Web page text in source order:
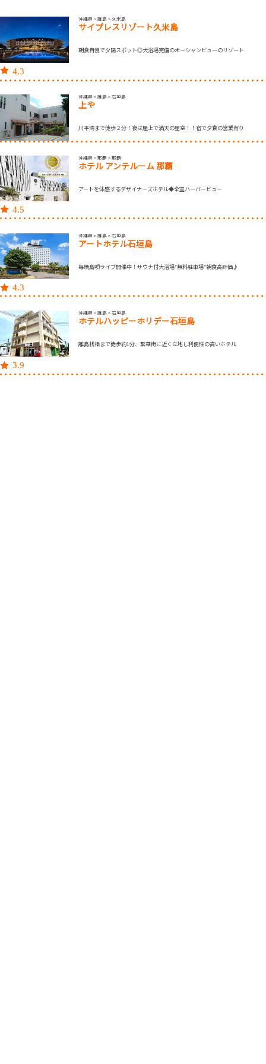
4.3
沖縄県 > 離島 > 久米島
サイプレスリゾート久米島
朝食自慢で夕陽スポット◎大浴場完備のオーシャンビューのリゾート
沖縄県 > 離島 > 石垣島
上や
川平湾まで徒歩２分！夜は屋上で満天の星空！！宿で夕食の営業有り
4.5
沖縄県 > 那覇 > 那覇
ホテル アンテルーム 那覇
アートを体感するデザイナーズホテル◆全室ハーバービュー
4.3
沖縄県 > 離島 > 石垣島
アートホテル石垣島
毎晩島唄ライブ開催中！サウナ付大浴場*無料駐車場*朝食高評価♪
3.9
沖縄県 > 離島 > 石垣島
ホテルハッピーホリデー石垣島
離島桟橋まで徒歩約1分、繁華街に近く立地し利便性の高いホテル